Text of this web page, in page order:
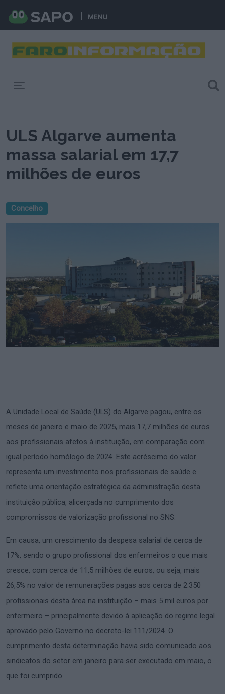
MENU
ULS Algarve aumenta
massa salarial em 17,7
milhões de euros
Concelho
A Unidade Local de Saúde (ULS) do Algarve pagou, entre os
meses de janeiro e maio de 2025, mais 17,7 milhões de euros
aos profissionais afetos à instituição, em comparação com
igual período homólogo de 2024. Este acréscimo do valor
representa um investimento nos profissionais de saúde e
reflete uma orientação estratégica da administração desta
instituição pública, alicerçada no cumprimento dos
compromissos de valorização profissional no SNS.
Em causa, um crescimento da despesa salarial de cerca de
17%, sendo o grupo profissional dos enfermeiros o que mais
cresce, com cerca de 11,5 milhões de euros, ou seja, mais
26,5% no valor de remunerações pagas aos cerca de 2.350
profissionais desta área na instituição – mais 5 mil euros por
enfermeiro – principalmente devido à aplicação do regime legal
aprovado pelo Governo no decreto-lei 111/2024. O
cumprimento desta determinação havia sido comunicado aos
sindicatos do setor em janeiro para ser executado em maio, o
que foi cumprido.